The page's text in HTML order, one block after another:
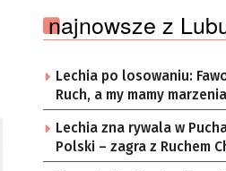
najnowsze z
Lechia po losowaniu:
Ruch, a my mamy
Lechia zna rywala w
Polski – zagra z Ruchem